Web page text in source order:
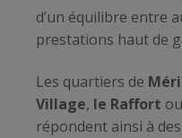
d’un équilibre entre
prestations haut de
Les quartiers de
Village, le Raffort
répondent ainsi à